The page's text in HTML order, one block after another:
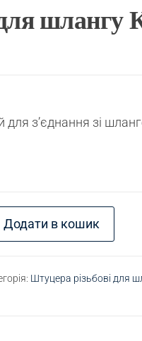
шлангу
для з’єднання зі
К1/2" - D8
Додати в кошик
Штуцера різьбові для